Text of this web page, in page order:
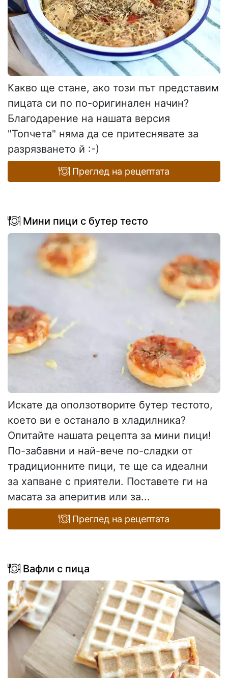
Какво ще стане, ако този път представим
пицата си по по-оригинален начин?
Благодарение на нашата версия
"Топчета" няма да се притеснявате за
разрязването й :-)
Преглед на рецептата
Мини пици с бутер тесто
Искате да оползотворите бутер тестото,
което ви е останало в хладилника?
Опитайте нашата рецепта за мини пици!
По-забавни и най-вече по-сладки от
традиционните пици, те ще са идеални
за хапване с приятели. Поставете ги на
масата за аперитив или за...
Преглед на рецептата
Вафли с пица